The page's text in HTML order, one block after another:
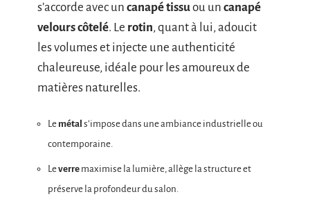
s’accorde avec un canapé tissuou un canapé
velours côtelé. Le rotin, quant à lui, adoucit
les volumes et injecte une authenticité
chaleureuse, idéale pour les amoureux de
matières naturelles.
Le métal s’impose dans une ambiance industrielle ou
contemporaine.
Leverre maximise la lumière, allège la structure et
préserve la profondeur du salon.